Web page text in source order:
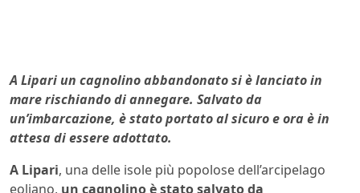
A Lipari un cagnolino abbandonato si è lanciato in
mare rischiando di annegare. Salvato da
un’imbarcazione, è stato portato al sicuro e ora è in
attesa di essere adottato.
A Lipari, una delle isole più popolose dell’arcipelago
eoliano, un cagnolino è stato salvato da